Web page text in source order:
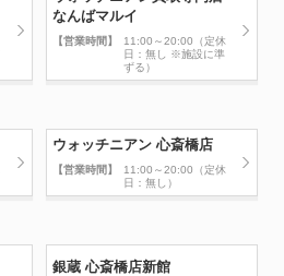
なんばマルイ
【営業時間】
11:00～20:00（定休
日：無し ※施設に準
ずる）
ウォッチニアン 心斎橋店
【営業時間】
11:00～20:00（定休
日：無し）
銀蔵 心斎橋店新館